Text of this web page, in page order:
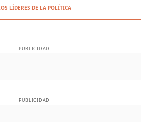
LÍDERES DE LA POLÍTICA
PUBLICIDAD
PUBLICIDAD